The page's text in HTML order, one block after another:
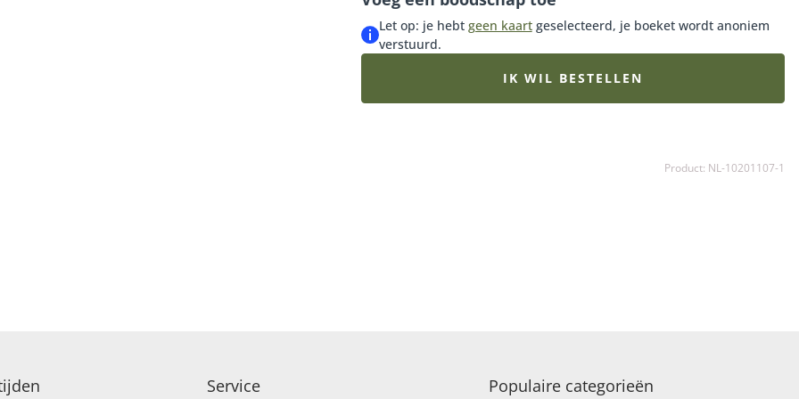
Let op: je hebt geen kaartgeselecteerd, je boeket wordt anoniem
verstuurd.
IK WIL BESTELLEN
Product: NL-10201107-1
Service Populaire categorieën